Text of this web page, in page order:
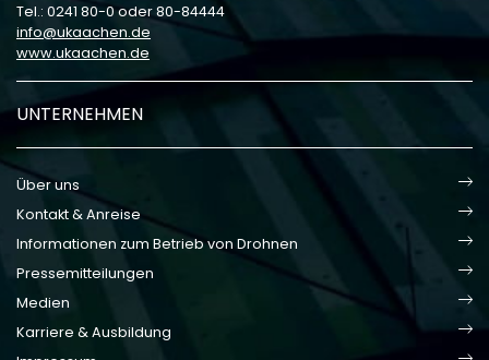
Tel.: 0241 80-0 oder 80-84444
info
ukaachen de
www.ukaachen.de
UNTERNEHMEN
Über uns
Kontakt & Anreise
Informationen zum Betrieb von Drohnen
Pressemitteilungen
Medien
Karriere & Ausbildung